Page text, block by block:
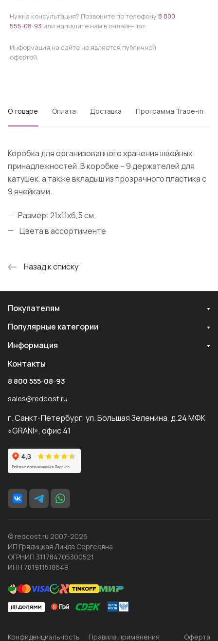
Нужна консультация? Позвоните по телефону 8 800
555-08-93 или напишите нам в онлайн-чат.
Информация на сайте не является публичной
офертой.
О товаре Оплата Доставка Программа Trade-in
Коробка для организованного хранения швейных
принадлежностей. В коробке – 9 держателей для
катушек, а также вкладыш из прозрачного пластика с
9 ячейками.
Размер: 21х11х6,5 см.
Цвета в ассортименте
Назад к списку
Покупателям
Популярные категории
Информация
Контакты
8 800 555-08-93
sales@redcost.ru
г. Санкт-Петербург, ул. Большая Зеленина, д.24 МФК
«GRANI», офис 41
© redcost.ru 2007-2026
ИП Грядицкая Линда Сергеевна
ОГРНИП 311784705300521
ИНН 781911518649
Конфиденциальность Правила применения Оферта